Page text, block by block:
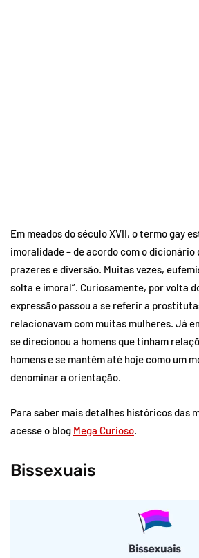
Em meados do século XVII, o termo gay
imoralidade – de acordo com o dicionário
prazeres e diversão. Muitas vezes,
solta e imoral”. Curiosamente, por volta
expressão passou a se referir a
relacionavam com muitas mulheres. Já
se direcionou a homens que tinham
homens e se mantém até hoje como um
denominar a orientação.
Para saber mais detalhes históricos das
acesse o blog Mega Curioso.
Bissexuais